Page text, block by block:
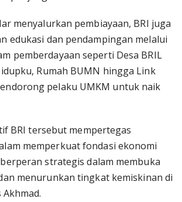
menyalurkan pembiayaan, BRI juga
edukasi dan pendampingan melalui
pemberdayaan seperti Desa BRIL
Rumah BUMN hingga Link
pelaku UMKM untuk naik
BRI tersebut mempertegas
memperkuat fondasi ekonomi
strategis dalam membuka
menurunkan tingkat kemiskinan di